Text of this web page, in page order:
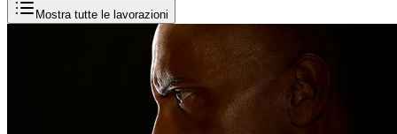
Mostra tutte le lavorazioni